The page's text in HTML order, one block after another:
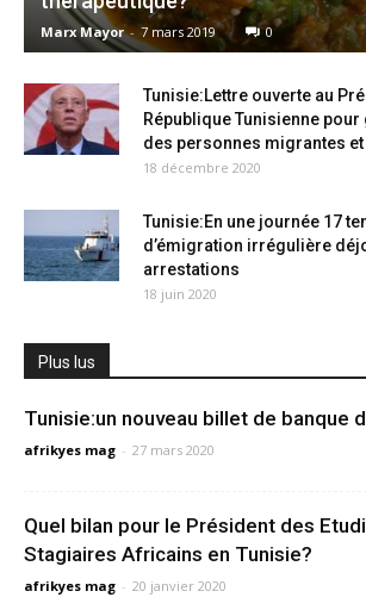
Marx Mayor - 7 mars 2019 0
Tunisie:Lettre ouverte au
République Tunisienne
des personnes migrantes
18 décembre 2020
Tunisie:En une journée 17
d’émigration irrégulière
arrestations
18 juin 2020
Plus lus
Tunisie:un nouveau billet de banque
afrikyes mag - 27 mars 2020
Quel bilan pour le Président des
Stagiaires Africains en Tunisie?
afrikyes mag - 20 janvier 2020